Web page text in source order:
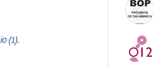
(1).